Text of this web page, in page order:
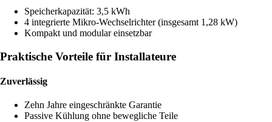
Speicherkapazität: 3,5 kWh
4 integrierte Mikro-Wechselrichter (insgesamt 1,28 kW)
Kompakt und modular einsetzbar
Praktische Vorteile für Installateure
Zuverlässig
Zehn Jahre eingeschränkte Garantie
Passive Kühlung ohne bewegliche Teile